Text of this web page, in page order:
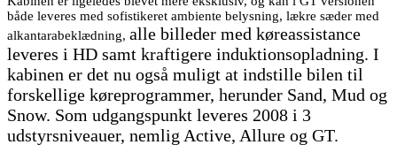
både leveres med sofistikeret ambiente belysning, lækre sæder med
alkantarabeklædning, alle billeder med køreassistance
leveres i HD samt kraftigere induktionsopladning. I
kabinen er det nu også muligt at indstille bilen til
forskellige køreprogrammer, herunder Sand, Mud og
Snow. Som udgangspunkt leveres 2008 i 3
udstyrsniveauer, nemlig Active, Allure og GT.